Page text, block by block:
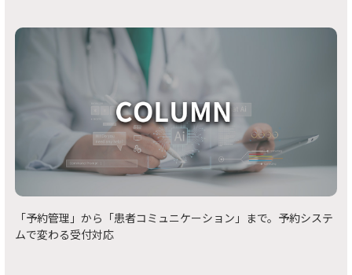
「予約管理」から「患者コミュニケーション」まで。予約システ
ムで変わる受付対応